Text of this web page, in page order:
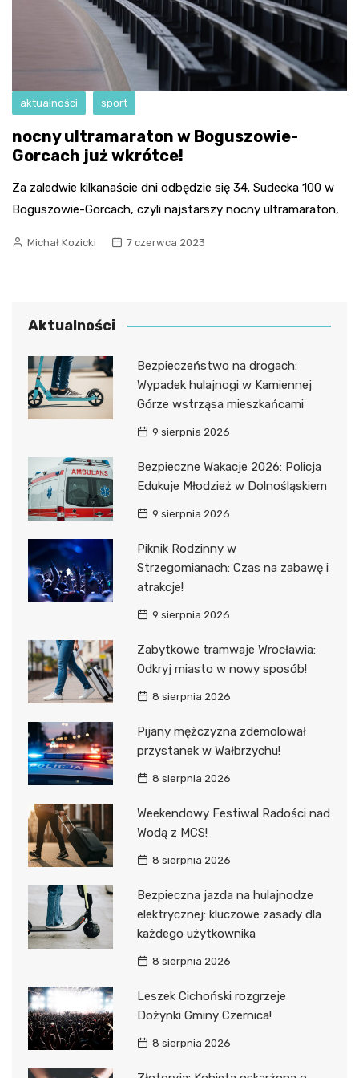
aktualności sport
nocny ultramaraton w Boguszowie-
Gorcach już wkrótce!
Za zaledwie kilkanaście dni odbędzie się 34. Sudecka 100 w
Boguszowie-Gorcach, czyli najstarszy nocny ultramaraton,
Michał Kozicki 7 czerwca 2023
Aktualności
Bezpieczeństwo na drogach:
Wypadek hulajnogi w Kamiennej
Górze wstrząsa mieszkańcami
9 sierpnia 2026
Bezpieczne Wakacje 2026: Policja
Edukuje Młodzież w Dolnośląskiem
9 sierpnia 2026
Piknik Rodzinny w
Strzegomianach: Czas na zabawę i
atrakcje!
9 sierpnia 2026
Zabytkowe tramwaje Wrocławia:
Odkryj miasto w nowy sposób!
8 sierpnia 2026
Pijany mężczyzna zdemolował
przystanek w Wałbrzychu!
8 sierpnia 2026
Weekendowy Festiwal Radości nad
Wodą z MCS!
8 sierpnia 2026
Bezpieczna jazda na hulajnodze
elektrycznej: kluczowe zasady dla
każdego użytkownika
8 sierpnia 2026
Leszek Cichoński rozgrzeje
Dożynki Gminy Czernica!
8 sierpnia 2026